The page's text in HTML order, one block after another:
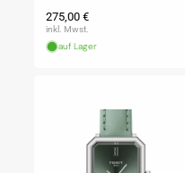
Normaler
Preis
275,00 €
inkl. Mwst.
auf Lager